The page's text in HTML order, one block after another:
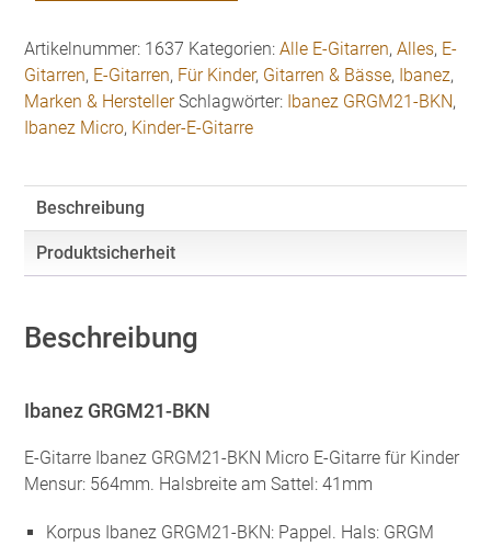
Micro
Kinder
E-
Gitarre
Artikelnummer: 1637 Kategorien:Alle E-Gitarren,Alles, E-
Gitarren, E-Gitarren, Für Kinder, Gitarren & Bässe, Ibanez,
Marken & Hersteller Schlagwörter: Ibanez GRGM21-BKN,
Ibanez Micro, Kinder-E-Gitarre
Beschreibung
Produktsicherheit
Beschreibung
Ibanez GRGM21-BKN
E-Gitarre Ibanez GRGM21-BKN Micro E-Gitarre für Kinder
Mensur: 564mm. Halsbreite am Sattel: 41mm
Korpus Ibanez GRGM21-BKN: Pappel. Hals: GRGM